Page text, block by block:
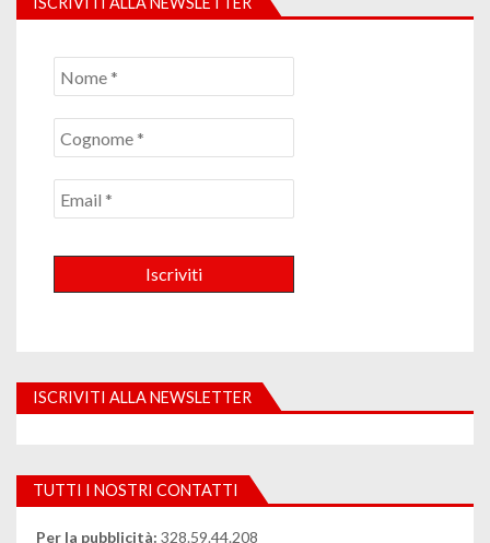
ISCRIVITI ALLA NEWSLETTER
TUTTI I NOSTRI CONTATTI
Per la pubblicità: 328.59.44.208